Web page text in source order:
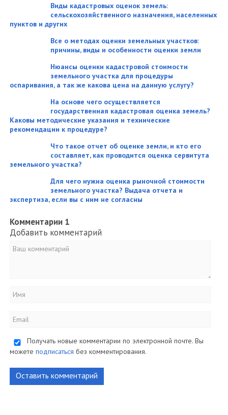
Виды кадастровых оценок земель:
сельскохозяйственного назначения, населенных
пунктов и других
Все о методах оценки земельных участков:
причины, виды и особенности оценки земли
Нюансы оценки кадастровой стоимости
земельного участка для процедуры
оспаривания, а так же какова цена на данную услугу?
На основе чего осуществляется
государственная кадастровая оценка земель?
Каковы методические указания и технические
рекомендации к процедуре?
Что такое отчет об оценке земли, и кто его
составляет, как проводится оценка сервитута
земельного участка?
Для чего нужна оценка рыночной стоимости
земельного участка? Выдача отчета и
экспертиза, если вы с ним не согласны
Комментарии 1
Добавить комментарий
Получать новые комментарии по электронной почте. Вы
можетеподписаться без комментирования.
Оставить комментарий